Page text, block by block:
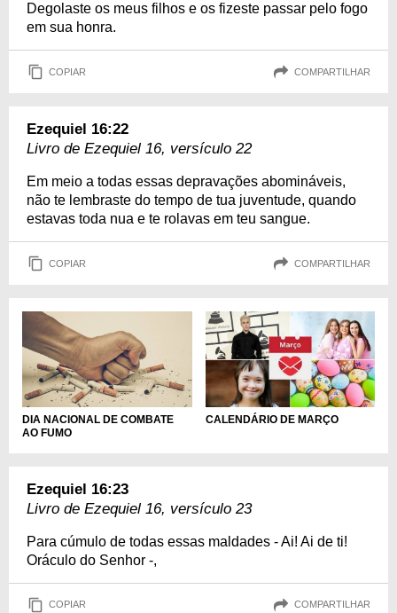
Degolaste os meus filhos e os fizeste passar pelo fogo
em sua honra.
COPIAR COMPARTILHAR
Ezequiel 16:22
Livro de Ezequiel 16, versículo 22
Em meio a todas essas depravações abomináveis,
não te lembraste do tempo de tua juventude, quando
estavas toda nua e te rolavas em teu sangue.
COPIAR COMPARTILHAR
DIA NACIONAL DE COMBATE
AO FUMO
CALENDÁRIO DE MARÇO
Ezequiel 16:23
Livro de Ezequiel 16, versículo 23
Para cúmulo de todas essas maldades - Ai! Ai de ti!
Oráculo do Senhor -,
COPIAR COMPARTILHAR